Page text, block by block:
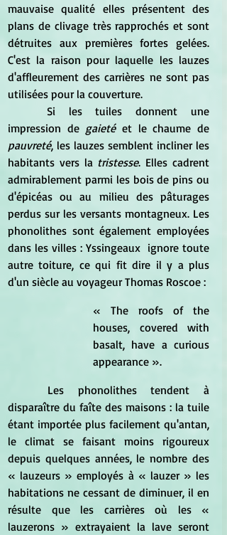
mauvaise qualité elles présentent des
plans de clivage très rapprochés et sont
détruites aux premières fortes gelées.
C'est la raison pour laquelle les lauzes
d'affleurement des carrières ne sont pas
utilisées pour la couverture.
impression de gaieté
pauvreté, les lauzes semblent incliner les
habitants vers la tristesse. Elles cadrent
admirablement parmi les bois de pins ou
d'épicéas ou au milieu des pâturages
perdus sur les versants montagneux. Les
phonolithes sont également employées
dans les villes : Yssingeaux  ignore toute
autre toiture, ce qui fit dire il y a plus
d'un siècle au voyageur Thomas Roscoe :
« The roofs of the
houses, covered with
basalt, have a curious
appearance ».
disparaître du faîte des maisons : la tuile
étant importée plus facilement qu'antan,
le climat se faisant moins rigoureux
depuis quelques années, le nombre des
« lauzeurs » employés à « lauzer » les
habitations ne cessant de diminuer, il en
résulte que les carrières où les «
lauzerons » extrayaient la lave seront